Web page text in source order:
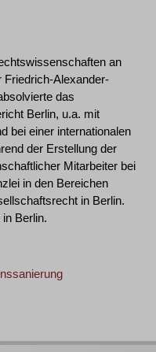
an
Friedrich-Alexander-
das
Berlin, u.a. mit
bei einer internationalen
der Erstellung der
Mitarbeiter bei
in den Bereichen
in Berlin.
Berlin.